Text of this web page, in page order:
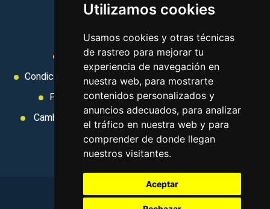
Utilizamos cookies
Usamos cookies y otras técnicas
de rastreo para mejorar tu
experiencia de navegación en
nuestra web, para mostrarte
contenidos personalizados y
anuncios adecuados, para analizar
el tráfico en nuestra web y para
comprender de donde llegan
nuestros visitantes.
Aceptar
Aviso legal
Condiciones de uso
Condiciones Generales
Ley de Viajes Combinados
Política de privacidad
Uso de cookies
Cambiar preferencias de cookies
Area privada
Contacto